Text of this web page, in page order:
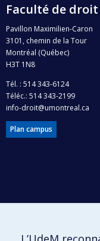
Faculté de droit
Pavillon Maximilien-Caron
3101, chemin de la Tour
Montréal (Québec)
H3T 1N8
Tél. : 514 343-6124
Téléc.: 514 343-2199
info-droit@umontreal.ca
Plan campus